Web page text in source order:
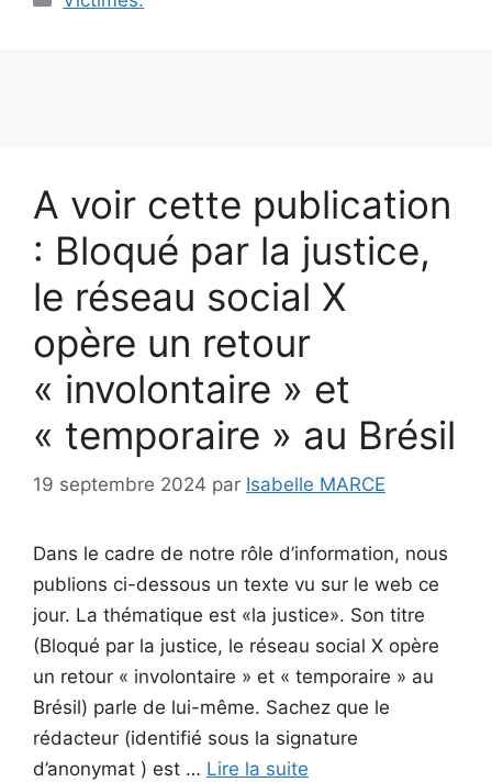
A voir cette publication
: Bloqué par la justice,
le réseau social X
opère un retour
« involontaire » et
« temporaire » au Brésil
19 septembre 2024 par Isabelle MARCE
Dans le cadre de notre rôle d’information, nous
publions ci-dessous un texte vu sur le web ce
jour. La thématique est «la justice». Son titre
(Bloqué par la justice, le réseau social X opère
un retour « involontaire » et « temporaire » au
Brésil) parle de lui-même. Sachez que le
rédacteur (identifié sous la signature
d’anonymat ) est … Lire la suite